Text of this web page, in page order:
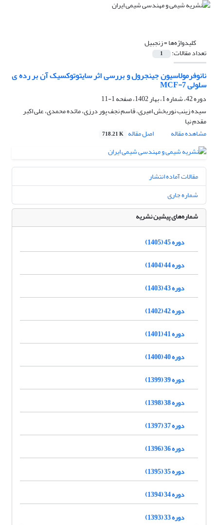
کلیدواژه‌ها =زنجبیل
تعداد مقالات: 1
نانوفرمولاسیون جینجرول و بررسی اثر سایتوتوکسیک آن بر رده ی
سلولی MCF-7
دوره 42، شماره 1، بهار 1402، صفحه
1-11
سیده زینب نوربخش امیری، قاسم نجف پور درزی، مائده محمدی، علی اکبر
مقدم نیا
مشاهده مقاله
اصل مقاله 718.21 K
مقالات آماده انتشار
شماره جاری
شماره‌های پیشین نشریه
دوره 45 (1405)
دوره 44 (1404)
دوره 43 (1403)
دوره 42 (1402)
دوره 41 (1401)
دوره 40 (1400)
دوره 39 (1399)
دوره 38 (1398)
دوره 37 (1397)
دوره 36 (1396)
دوره 35 (1395)
دوره 34 (1394)
دوره 33 (1393)